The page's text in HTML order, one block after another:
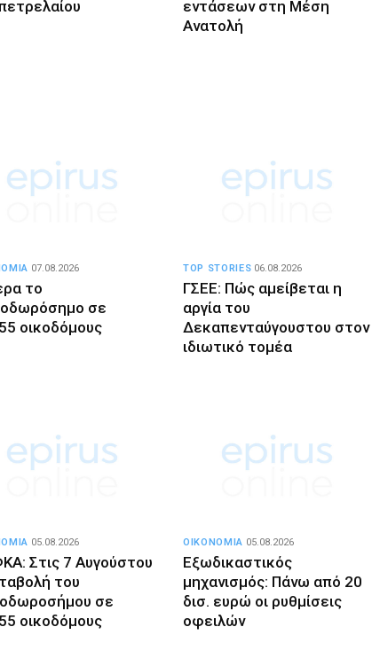
εντάσεων στη Μέση
Ανατολή
το
σε
οικοδόμους
07.08.2026
ΓΣΕΕ: Πώς αμείβεται η
αργία του
Δεκαπενταύγουστου στον
ιδιωτικό τομέα
TOP STORIES 06.08.2026
Στις 7 Αυγούστου
του
σε
οικοδόμους
05.08.2026
Εξωδικαστικός
μηχανισμός: Πάνω από 20
δισ. ευρώ οι ρυθμίσεις
οφειλών
ΟΙΚΟΝΟΜΙΑ 05.08.2026